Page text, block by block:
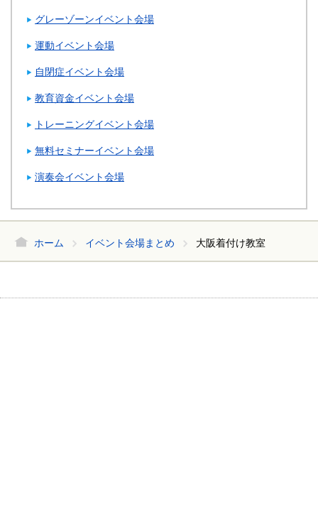
グレーゾーンイベント会場
運動イベント会場
自閉症イベント会場
教育資金イベント会場
トレーニングイベント会場
無料セミナーイベント会場
演奏会イベント会場
ホーム イベント会場まとめ 大阪着付け教室